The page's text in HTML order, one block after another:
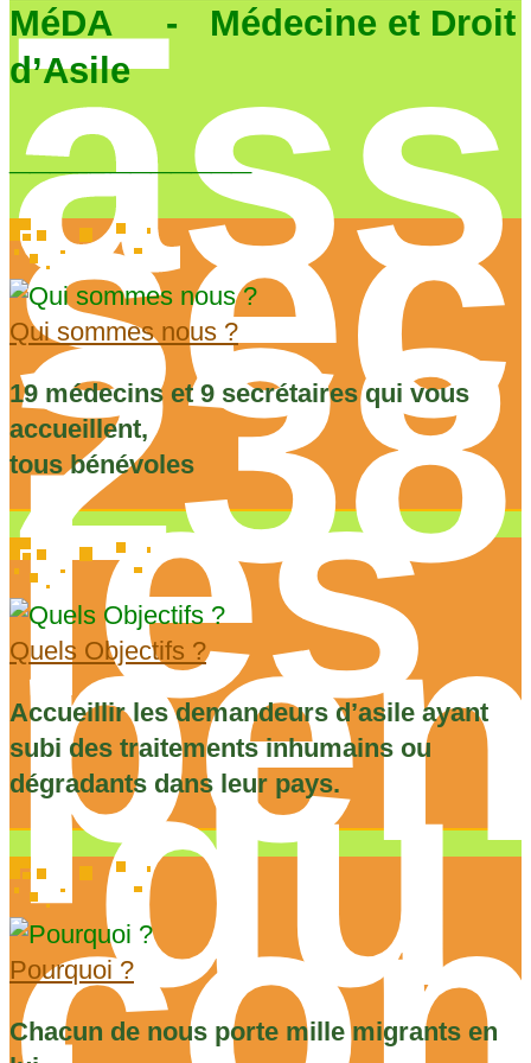
les
238
du
MéDA - Médecine et Droit
d’Asile
____________
Qui sommes nous ?
19 médecins et 9 secrétaires qui vous
accueillent,
tous bénévoles
Quels Objectifs ?
Accueillir les demandeurs d’asile ayant
subi des traitements inhumains ou
dégradants dans leur pays.
Pourquoi ?
Chacun de nous porte mille migrants en